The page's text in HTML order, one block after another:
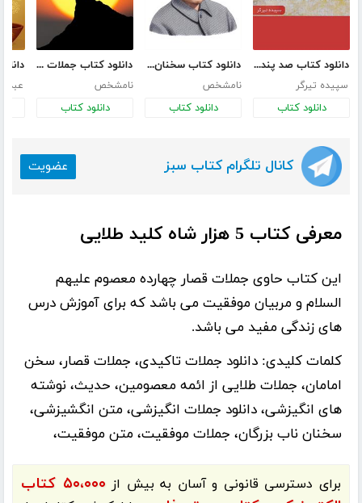
دانلود کتاب صد پند انگیزشی درباره زندگی
سپیده تیرگر
دانلود کتاب
دانلود کتاب سخنان انیشتین
نامشخص
دانلود کتاب
دانلود کتاب جملات انگیزشی
نامشخص
دانلود کتاب
کانال تلگرام کتاب سبز عضویت
معرفی کتاب 5 هزار شاه کلید طلایی
این کتاب حاوی جملات قصار چهارده معصوم علیهم
السلام و مربیان موفقیت می باشد که برای آموزش درس
های زندگی مفید می باشد.
کلمات کلیدی: دانلود جملات تاکیدی، جملات قصار، سخن
امامان، جملات طلایی از ائمه معصومین، حدیث، نوشته
های انگیزشی، دانلود جملات انگیزشی، متن انگشیزشی،
سخنان ناب بزرگان، جملات موفقیت، متن موفقیت،
برای دسترسی قانونی و آسان به بیش از
۵۰،۰۰۰ کتاب